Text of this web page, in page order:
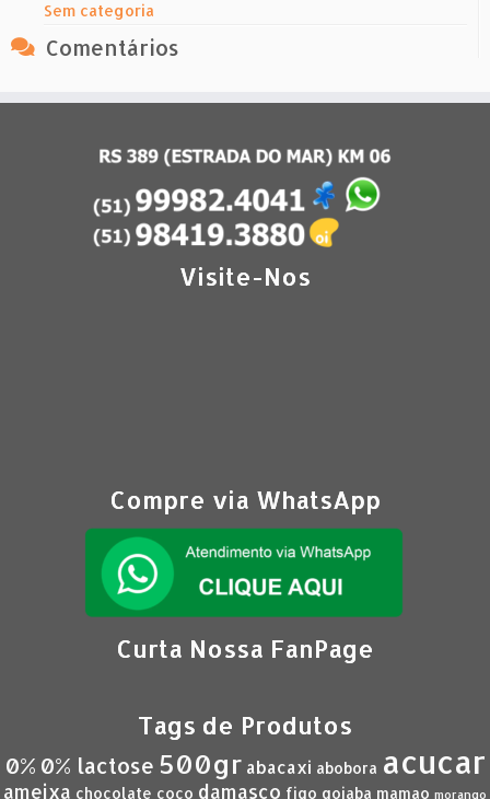
Sem categoria
Comentários
Visite-Nos
Compre via WhatsApp
Curta Nossa FanPage
Tags de Produtos
0% 0% lactose 500gr abacaxi abobora acucar
ameixa chocolate coco damasco figo goiaba mamao morango